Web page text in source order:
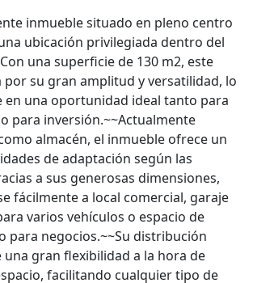
inmueble situado en pleno centro
ubicación privilegiada dentro del
una superficie de 130 m2, este
por su gran amplitud y versatilidad, lo
en una oportunidad ideal tanto para
para inversión.~~Actualmente
almacén, el inmueble ofrece un
de adaptación según las
a sus generosas dimensiones,
fácilmente a local comercial, garaje
varios vehículos o espacio de
para negocios.~~Su distribución
gran flexibilidad a la hora de
facilitando cualquier tipo de